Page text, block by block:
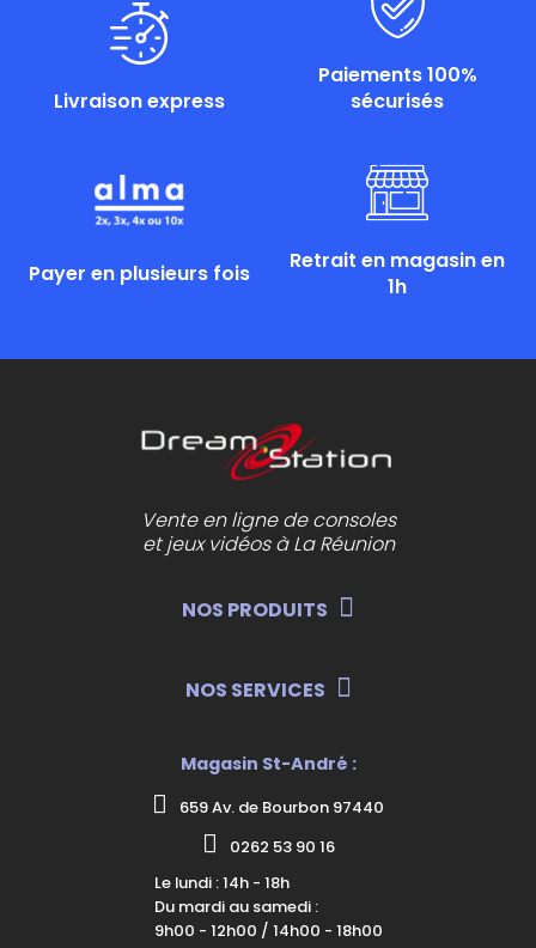
Livraison express
Paiements 100%
sécurisés
Payer en plusieurs fois
Retrait en magasin en
1h
Vente en ligne de consoles
et jeux vidéos à La Réunion
NOS PRODUITS
NOS SERVICES
Magasin St-André :
659 Av. de Bourbon 97440
0262 53 90 16
Le lundi : 14h - 18h
Du mardi au samedi :
9h00 - 12h00 / 14h00 - 18h00